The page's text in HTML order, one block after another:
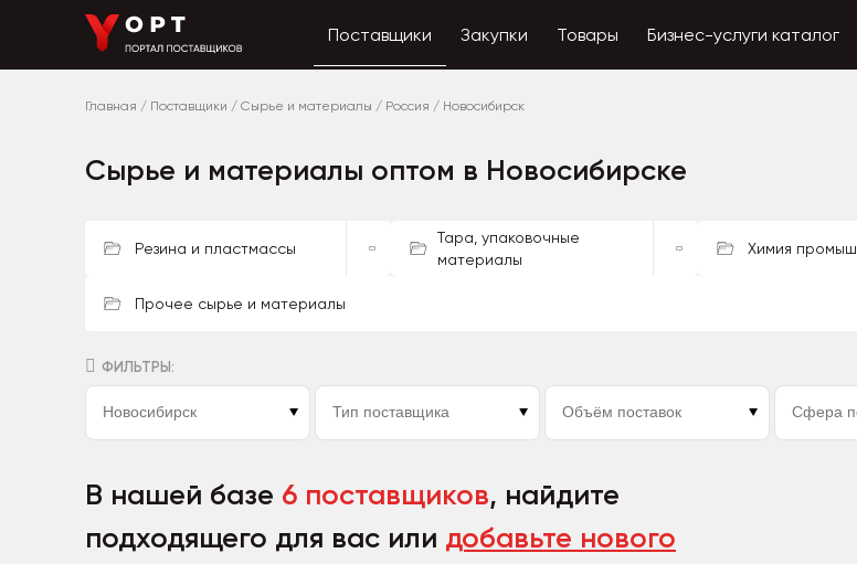
Поставщики Закупки Товары Бизнес-услуги каталог
Главная / Поставщики / Сырье и материалы / Россия / Новосибирск
Сырье и материалы оптом в Новосибирске
Резина и пластмассы
Тара, упаковочные
материалы
Химия
Прочее сырье и материалы
ФИЛЬТРЫ:
В нашей базе 6 поставщиков, найдите
подходящего для вас или добавьте нового